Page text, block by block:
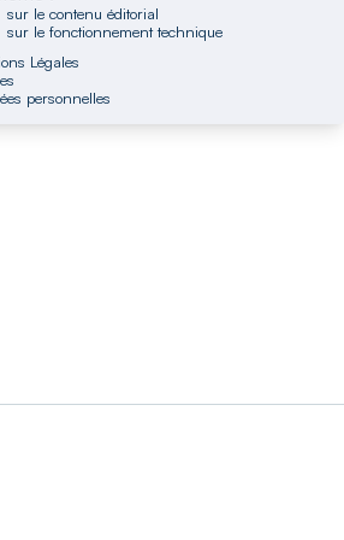
sur le contenu éditorial
sur le fonctionnement technique
Légales
personnelles